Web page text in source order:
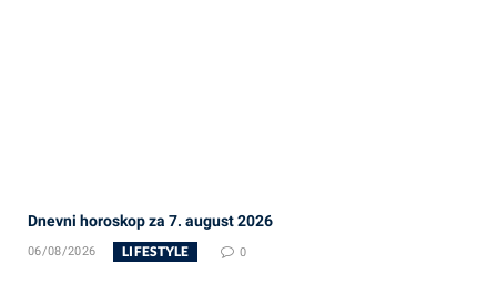
Dnevni horoskop za 7. august 2026
06/08/2026 LIFESTYLE 0